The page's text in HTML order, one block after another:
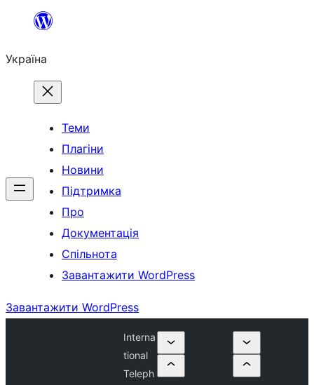
Перейти
вмісту
Україна
Теми
Плагіни
Новини
Підтримка
Про
Документація
Спільнота
Завантажити WordPress
Завантажити WordPress
Interna
tional
Teleph